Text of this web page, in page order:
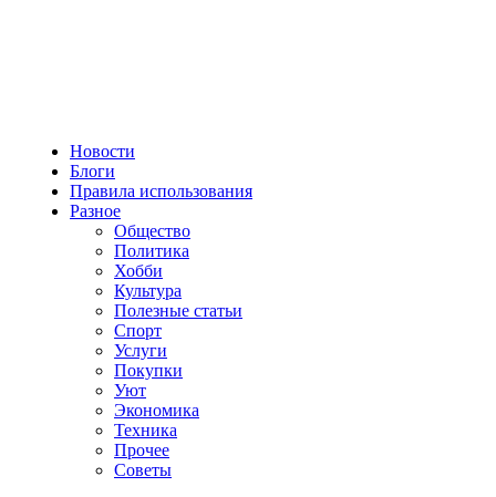
Новости
Блоги
Правила использования
Разное
Общество
Политика
Хобби
Культура
Полезные статьи
Спорт
Услуги
Покупки
Уют
Экономика
Техника
Прочее
Советы